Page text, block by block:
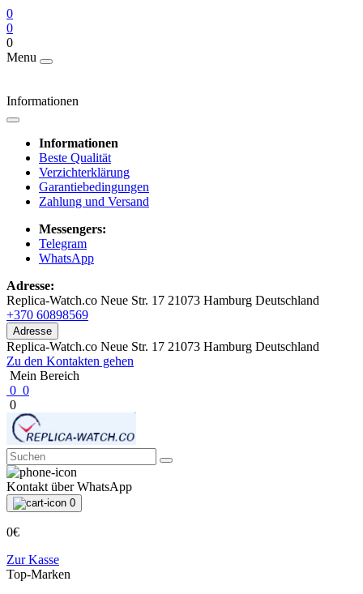
0
0
0
Menu
Informationen
Informationen
Beste Qualität
Verzichterklärung
Garantiebedingungen
Zahlung und Versand
Messengers:
Telegram
WhatsApp
Adresse:
Replica-Watch.co Neue Str. 17 21073 Hamburg Deutschland
+370 60898569
Adresse
Replica-Watch.co Neue Str. 17 21073 Hamburg Deutschland
Zu den Kontakten gehen
Mein Bereich
0 0
0
Kontakt über WhatsApp
0
0€
Zur Kasse
Top-Marken